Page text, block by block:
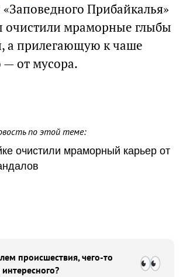
Прибайкалья»
очистили мраморные глыбы
а прилегающую к чаше
от мусора.
по этой теме:
очистили мраморный карьер от
происшествия, чего-то